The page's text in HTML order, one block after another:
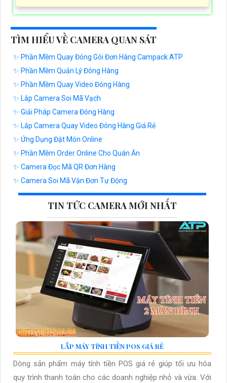
TÌM HIỂU VỀ CAMERA QUAN SÁT
✨ Phần Mềm Quay Đóng Gói Đơn Hàng Campack ATP
✨ Phần Mềm Quản Lý Đóng Hàng
✨ Phần Mềm Quay Video Đóng Hàng
✨ Lắp Camera Soi Mã Vạch
✨ Giải Pháp Camera Đóng Hàng
✨ Lắp Camera Quay Video Đóng Hàng Giá Rẻ
✨ Ứng Dụng Đặt Món Online
✨ Phần Mềm Order Online Cho Quán Ăn
✨ Camera Đọc Mã QR Đơn Hàng
✨ Camera Soi Mã Vận Đơn Tự Động
TIN TỨC CAMERA MỚI NHẤT
LẮP MÁY TÍNH TIỀN POS GIÁ RẺ
Dòng sản phẩm máy tính tiền POS giá rẻ giúp tối ưu hóa
quy trình thanh toán cho các doanh nghiệp nhỏ và vừa. Với